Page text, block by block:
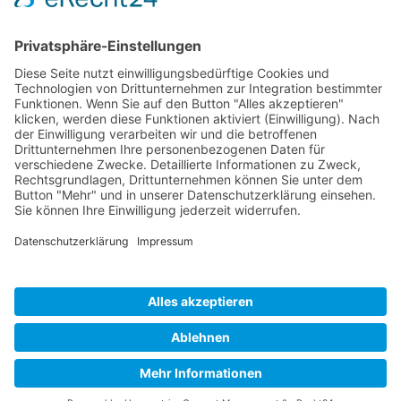
Senatoren:Bauer Magnus, Bott Manuel, Bott
Datenschutzerklärung
Cookie-Einstellungen
© 2026 Faschings Club Thüngersheim e.V.